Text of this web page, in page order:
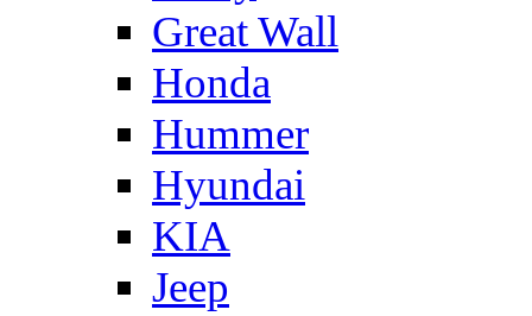
Great Wall
Honda
Hummer
Hyundai
KIA
Jeep